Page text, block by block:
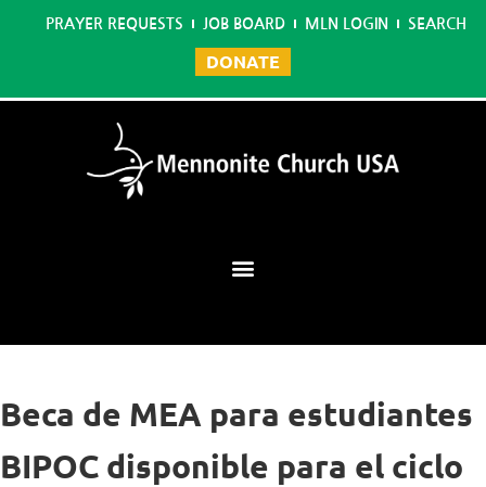
PRAYER REQUESTS JOB BOARD MLN LOGIN SEARCH
DONATE
Beca de MEA para estudiantes
BIPOC disponible para el ciclo